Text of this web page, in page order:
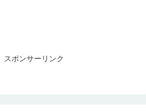
スポンサーリンク